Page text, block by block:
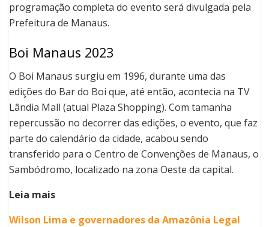
programação completa do evento será divulgada pela
Prefeitura de Manaus.
Boi Manaus 2023
O Boi Manaus surgiu em 1996, durante uma das
edições do Bar do Boi que, até então, acontecia na TV
Lândia Mall (atual Plaza Shopping). Com tamanha
repercussão no decorrer das edições, o evento, que faz
parte do calendário da cidade, acabou sendo
transferido para o Centro de Convenções de Manaus, o
Sambódromo, localizado na zona Oeste da capital.
Leia mais
Wilson Lima e governadores da Amazônia Legal